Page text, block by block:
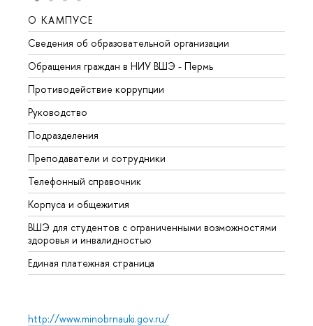
О КАМПУСЕ
Сведения об образовательной организации
Обращения граждан в НИУ ВШЭ - Пермь
Противодействие коррупции
Руководство
Подразделения
Преподаватели и сотрудники
Телефонный справочник
Корпуса и общежития
ВШЭ для студентов с ограниченными возможностями
здоровья и инвалидностью
Единая платежная страница
http://www.minobrnauki.gov.ru/